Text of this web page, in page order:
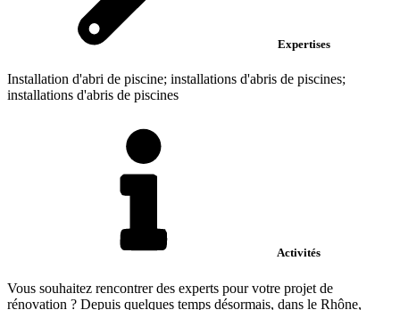
Expertises
Installation d'abri de piscine; installations d'abris de piscines;
installations d'abris de piscines
Activités
Vous souhaitez rencontrer des experts pour votre projet de
rénovation ? Depuis quelques temps désormais, dans le Rhône,